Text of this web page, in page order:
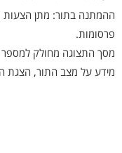
ההמתנה בתור: מתן הצעות
פרסומות.
מסך התצוגה מחולק למספר
מידע על מצב התור, הצגת